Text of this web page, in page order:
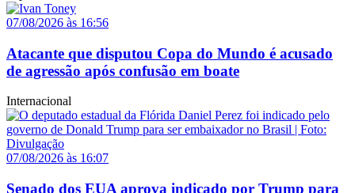
07/08/2026 às 16:56
Atacante que disputou Copa do Mundo é acusado
de agressão após confusão em boate
Internacional
07/08/2026 às 16:07
Senado dos EUA aprova indicado por Trump para